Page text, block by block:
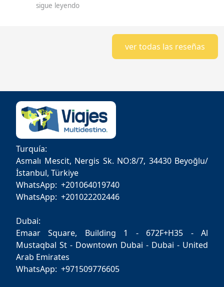
sigue leyendo
ver todas las reseñas
Turquía:
Asmalı Mescit, Nergis Sk. NO:8/7, 34430 Beyoğlu/
İstanbul, Türkiye
WhatsApp: +201064019740
WhatsApp: +201022202446
Dubai:
Emaar Square, Building 1 - 672F+H35 - Al
Mustaqbal St - Downtown Dubai - Dubai - United
Arab Emirates
WhatsApp: +971509776605